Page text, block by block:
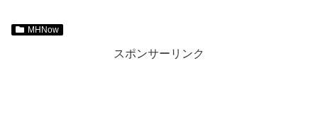
MHNow
スポンサーリンク